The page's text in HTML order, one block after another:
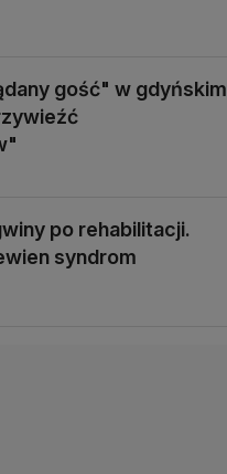
gość" w gdyńskim
po rehabilitacji.
syndrom